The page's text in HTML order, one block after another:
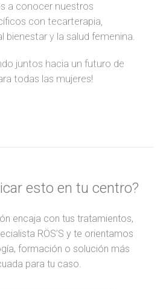
a conocer nuestros
con tecarterapia,
bienestar y la salud femenina.
juntos hacia un futuro de
todas las mujeres!
esto en tu centro?
encaja con tus tratamientos,
RÖS’S y te orientamos
formación o solución más
para tu caso.